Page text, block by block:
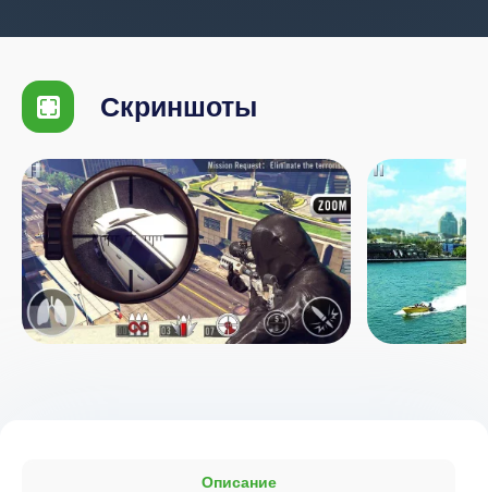
Скриншоты
Описание